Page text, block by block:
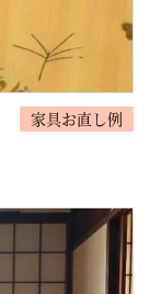
家具お直し例